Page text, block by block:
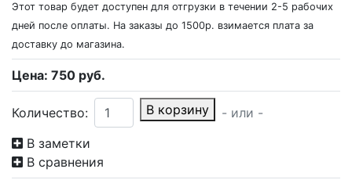
Этот товар будет доступен для отгрузки в течении 2-5 рабочих
дней после оплаты. На заказы до 1500р. взимается плата за
доставку до магазина.
Цена: 750 руб.
Количество: В корзину
- или -
В заметки
В сравнения